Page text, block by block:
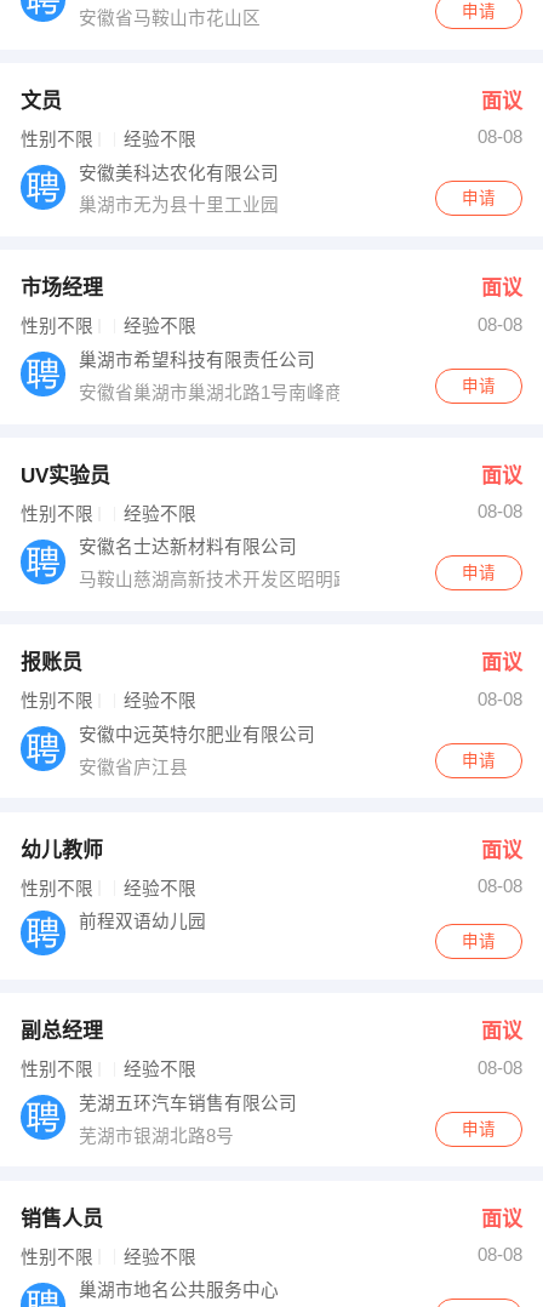
安徽省马鞍山市花山区
申请
文员 面议
性别不限 经验不限
08-08
安徽美科达农化有限公司
巢湖市无为县十里工业园
申请
市场经理 面议
性别不限 经验不限
08-08
巢湖市希望科技有限责任公司
安徽省巢湖市巢湖北路1号南峰商务大厦5FB
申请
UV实验员 面议
性别不限 经验不限
08-08
安徽名士达新材料有限公司
马鞍山慈湖高新技术开发区昭明路118号
申请
报账员 面议
性别不限 经验不限
08-08
安徽中远英特尔肥业有限公司
安徽省庐江县
申请
幼儿教师 面议
性别不限 经验不限
08-08
前程双语幼儿园
申请
副总经理 面议
性别不限 经验不限
08-08
芜湖五环汽车销售有限公司
芜湖市银湖北路8号
申请
销售人员 面议
性别不限 经验不限
08-08
巢湖市地名公共服务中心